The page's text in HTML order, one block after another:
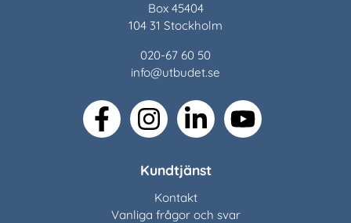
Box 45404
104 31 Stockholm
020-67 60 50
info@utbudet.se
facebookinstagramlinkedin youtube
Kundtjänst
Kontakt
Vanliga frågor och svar